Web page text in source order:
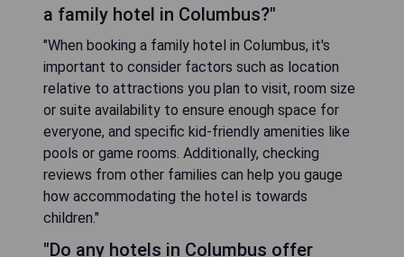
a family hotel in Columbus?"
"When booking a family hotel in Columbus, it's
important to consider factors such as location
relative to attractions you plan to visit, room size
or suite availability to ensure enough space for
everyone, and specific kid-friendly amenities like
pools or game rooms. Additionally, checking
reviews from other families can help you gauge
how accommodating the hotel is towards
children."
"Do any hotels in Columbus offer